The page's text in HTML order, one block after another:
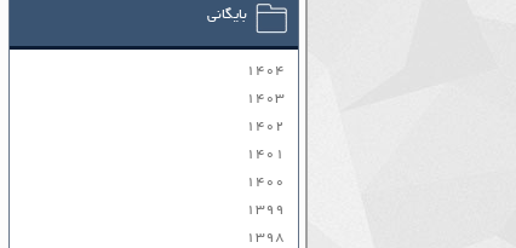
بایگانی
۱۴۰۴
۱۴۰۳
۱۴۰۲
۱۴۰۱
۱۴۰۰
۱۳۹۹
۱۳۹۸